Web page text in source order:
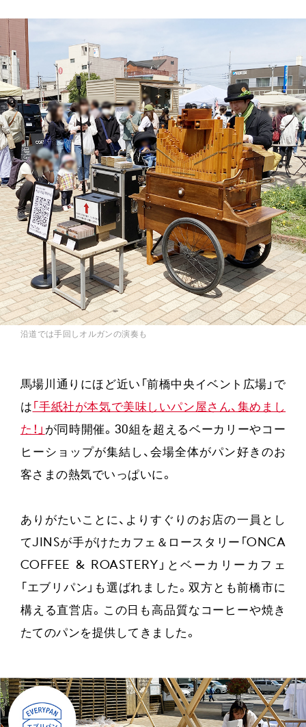
沿道では手回しオルガンの演奏も
馬場川通りにほど近い「前橋中央イベント広場」で
は 「手紙社が本気で美味しいパン屋さん、集めまし
た！」 が同時開催。30組を超えるベーカリーやコー
ヒーショップが集結し、会場全体がパン好きのお
客さまの熱気でいっぱいに。
ありがたいことに、よりすぐりのお店の一員とし
てJINSが手がけたカフェ＆ロースタリー「ONCA
COFFEE & ROASTERY」とベーカリーカフェ
「エブリパン」も選ばれました。双方とも前橋市に
構える直営店。この日も高品質なコーヒーや焼き
たてのパンを提供してきました。